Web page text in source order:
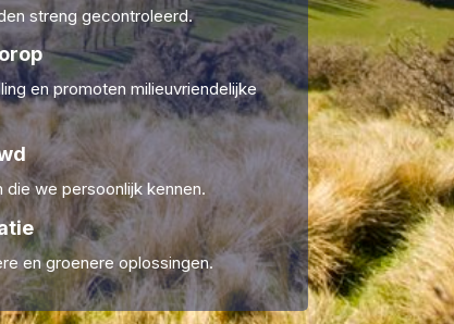
streng gecontroleerd.
en promoten milieuvriendelijke
we persoonlijk kennen.
en groenere oplossingen.